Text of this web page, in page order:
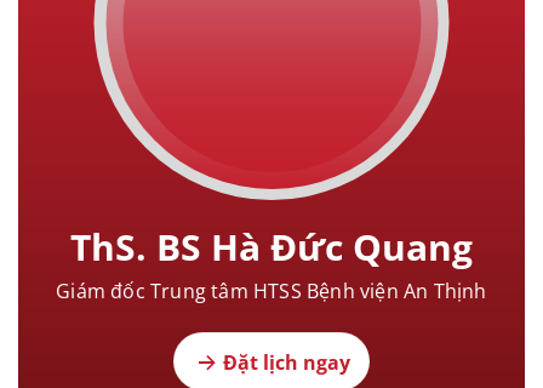
ThS. BS Hà Đức Quang
Giám đốc Trung tâm HTSS Bệnh viện An Thịnh
Đặt lịch ngay